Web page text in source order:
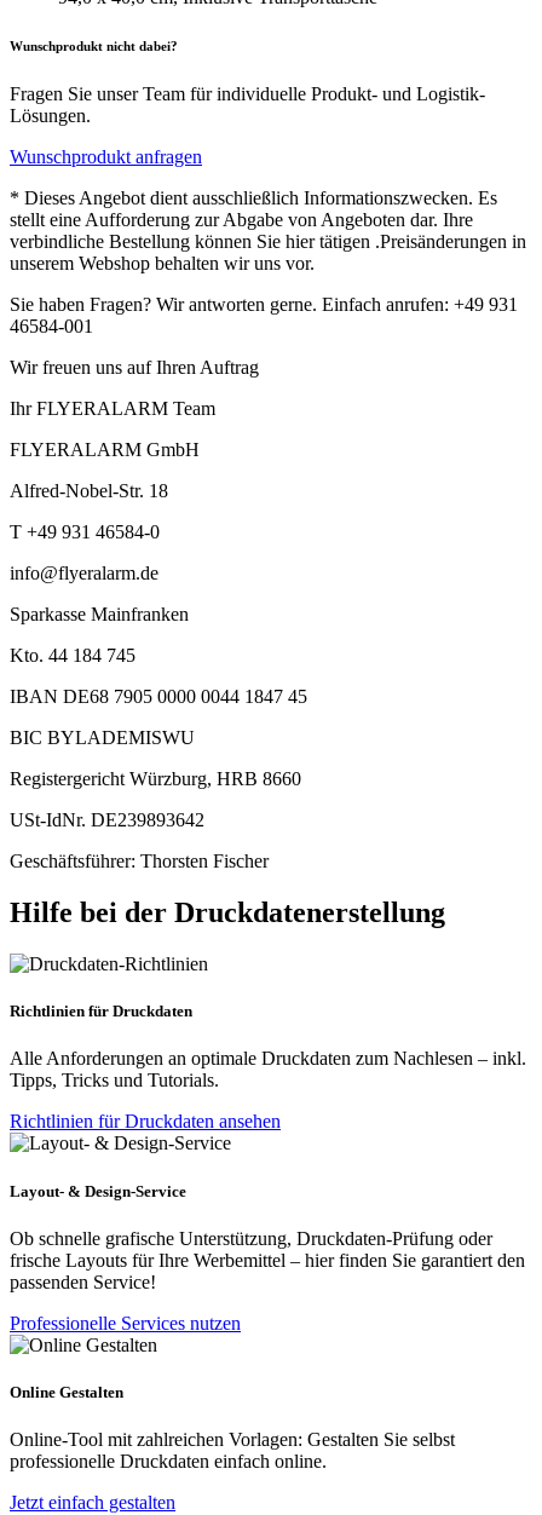
Wunschprodukt nicht dabei?
Fragen Sie unser Team für individuelle Produkt- und Logistik-
Lösungen.
Wunschprodukt anfragen
* Dieses Angebot dient ausschließlich Informationszwecken. Es
stellt eine Aufforderung zur Abgabe von Angeboten dar. Ihre
verbindliche Bestellung können Sie hier tätigen .Preisänderungen in
unserem Webshop behalten wir uns vor.
Sie haben Fragen? Wir antworten gerne. Einfach anrufen: +49 931
46584-001
Wir freuen uns auf Ihren Auftrag
Ihr FLYERALARM Team
FLYERALARM GmbH
Alfred-Nobel-Str. 18
T +49 931 46584-0
info@flyeralarm.de
Sparkasse Mainfranken
Kto. 44 184 745
IBAN DE68 7905 0000 0044 1847 45
BIC BYLADEMISWU
Registergericht Würzburg, HRB 8660
USt-IdNr. DE239893642
Geschäftsführer: Thorsten Fischer
Hilfe bei der Druckdatenerstellung
Richtlinien für Druckdaten
Alle Anforderungen an optimale Druckdaten zum Nachlesen – inkl.
Tipps, Tricks und Tutorials.
Richtlinien für Druckdaten ansehen
Layout- & Design-Service
Ob schnelle grafische Unterstützung, Druckdaten-Prüfung oder
frische Layouts für Ihre Werbemittel – hier finden Sie garantiert den
passenden Service!
Professionelle Services nutzen
Online Gestalten
Online-Tool mit zahlreichen Vorlagen: Gestalten Sie selbst
professionelle Druckdaten einfach online.
Jetzt einfach gestalten